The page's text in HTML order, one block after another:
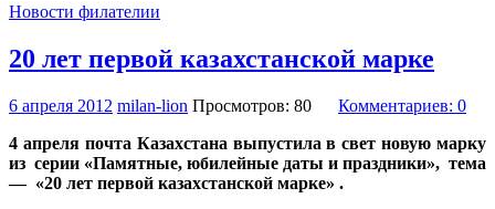
Новости филателии
20 лет первой казахстанской марке
6 апреля 2012 milan-lion Просмотров: 80 Комментариев: 0
4 апреля почта Казахстана выпустила в свет новую марку
из серии «Памятные, юбилейные даты и праздники», тема
— «20 лет первой казахстанской марке» .